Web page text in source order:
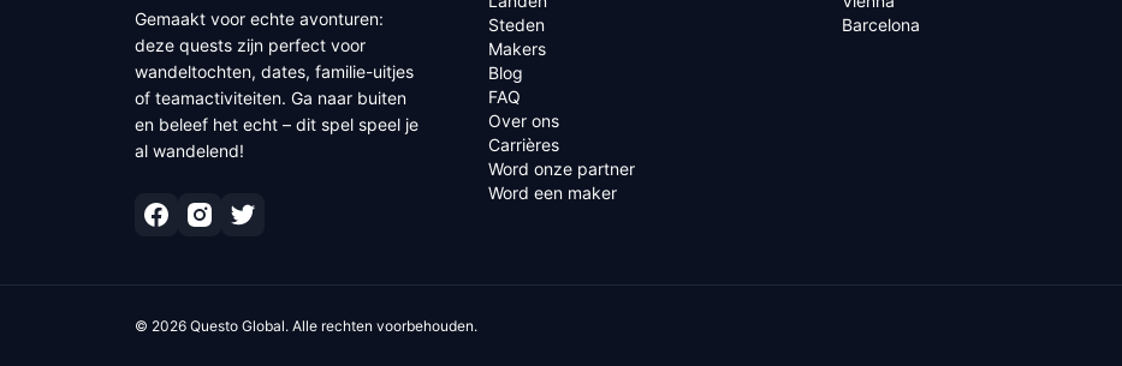
Gemaakt voor echte avonturen:
deze quests zijn perfect voor
wandeltochten, dates, familie-uitjes
of teamactiviteiten. Ga naar buiten
en beleef het echt – dit spel speel je
al wandelend!
Steden
Makers
Blog
FAQ
Over ons
Carrières
Word onze partner
Word een maker
Barcelona
© 2026 Questo Global. Alle rechten voorbehouden.